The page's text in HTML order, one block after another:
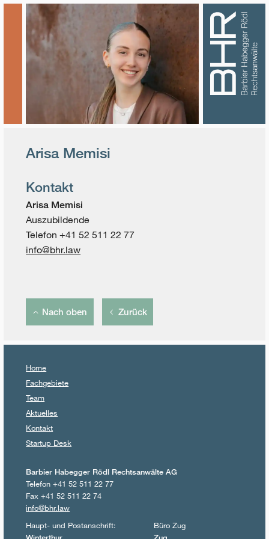
Arisa Memisi
Kontakt
Arisa Memisi
Auszubildende
Telefon +41 52 511 22 77
info@bhr.law
Nach oben Zurück
Home
Fachgebiete
Team
Aktuelles
Kontakt
Startup Desk
Barbier Habegger Rödl Rechtsanwälte AG
Telefon +41 52 511 22 77
Fax +41 52 511 22 74
info@bhr.law
Haupt- und Postanschrift:
Büro Zug